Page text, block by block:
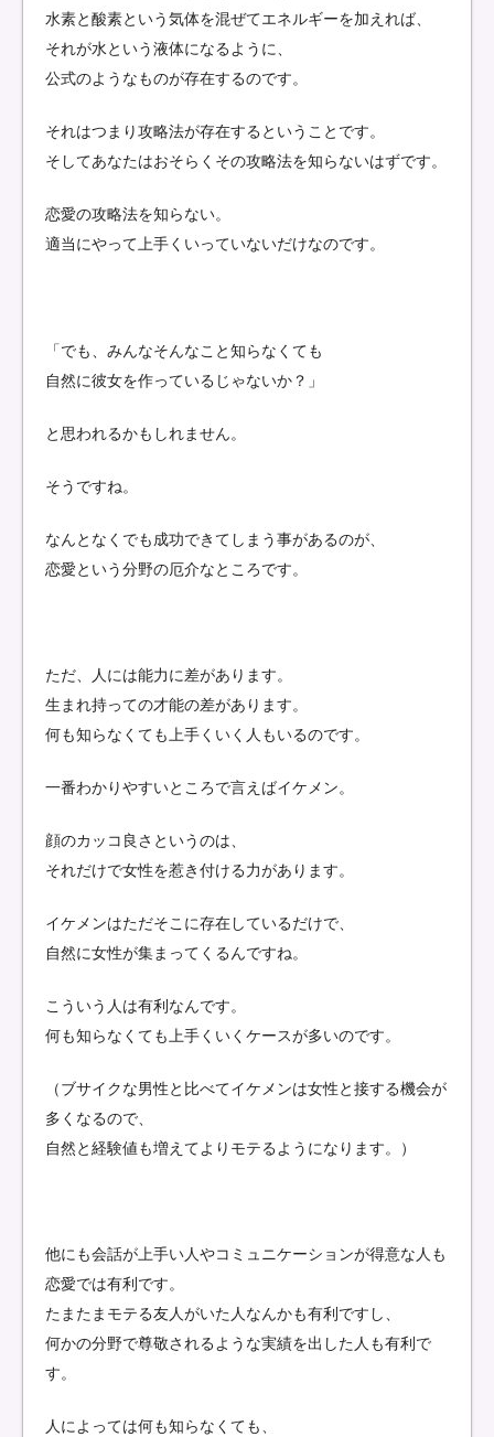
水素と酸素という気体を混ぜてエネルギーを加えれば、
それが水という液体になるように、
公式のようなものが存在するのです。
それはつまり攻略法が存在するということです。
そしてあなたはおそらくその攻略法を知らないはずです。
恋愛の攻略法を知らない。
適当にやって上手くいっていないだけなのです。
「でも、みんなそんなこと知らなくても
自然に彼女を作っているじゃないか？」
と思われるかもしれません。
そうですね。
なんとなくでも成功できてしまう事があるのが、
恋愛という分野の厄介なところです。
ただ、人には能力に差があります。
生まれ持っての才能の差があります。
何も知らなくても上手くいく人もいるのです。
一番わかりやすいところで言えばイケメン。
顔のカッコ良さというのは、
それだけで女性を惹き付ける力があります。
イケメンはただそこに存在しているだけで、
自然に女性が集まってくるんですね。
こういう人は有利なんです。
何も知らなくても上手くいくケースが多いのです。
（ブサイクな男性と比べてイケメンは女性と接する機会が
多くなるので、
自然と経験値も増えてよりモテるようになります。）
他にも会話が上手い人やコミュニケーションが得意な人も
恋愛では有利です。
たまたまモテる友人がいた人なんかも有利ですし、
何かの分野で尊敬されるような実績を出した人も有利で
す。
人によっては何も知らなくても、